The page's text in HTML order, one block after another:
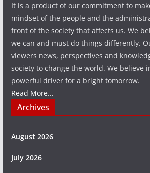
It is a product of our commitment to
mindset of the people and the
front of the society that affects us. We
we can and must do things differently.
viewers news, perspectives and
society to change the world. We believe
powerful driver for a bright tomorrow.
Read More...
Archives
August 2026
July 2026